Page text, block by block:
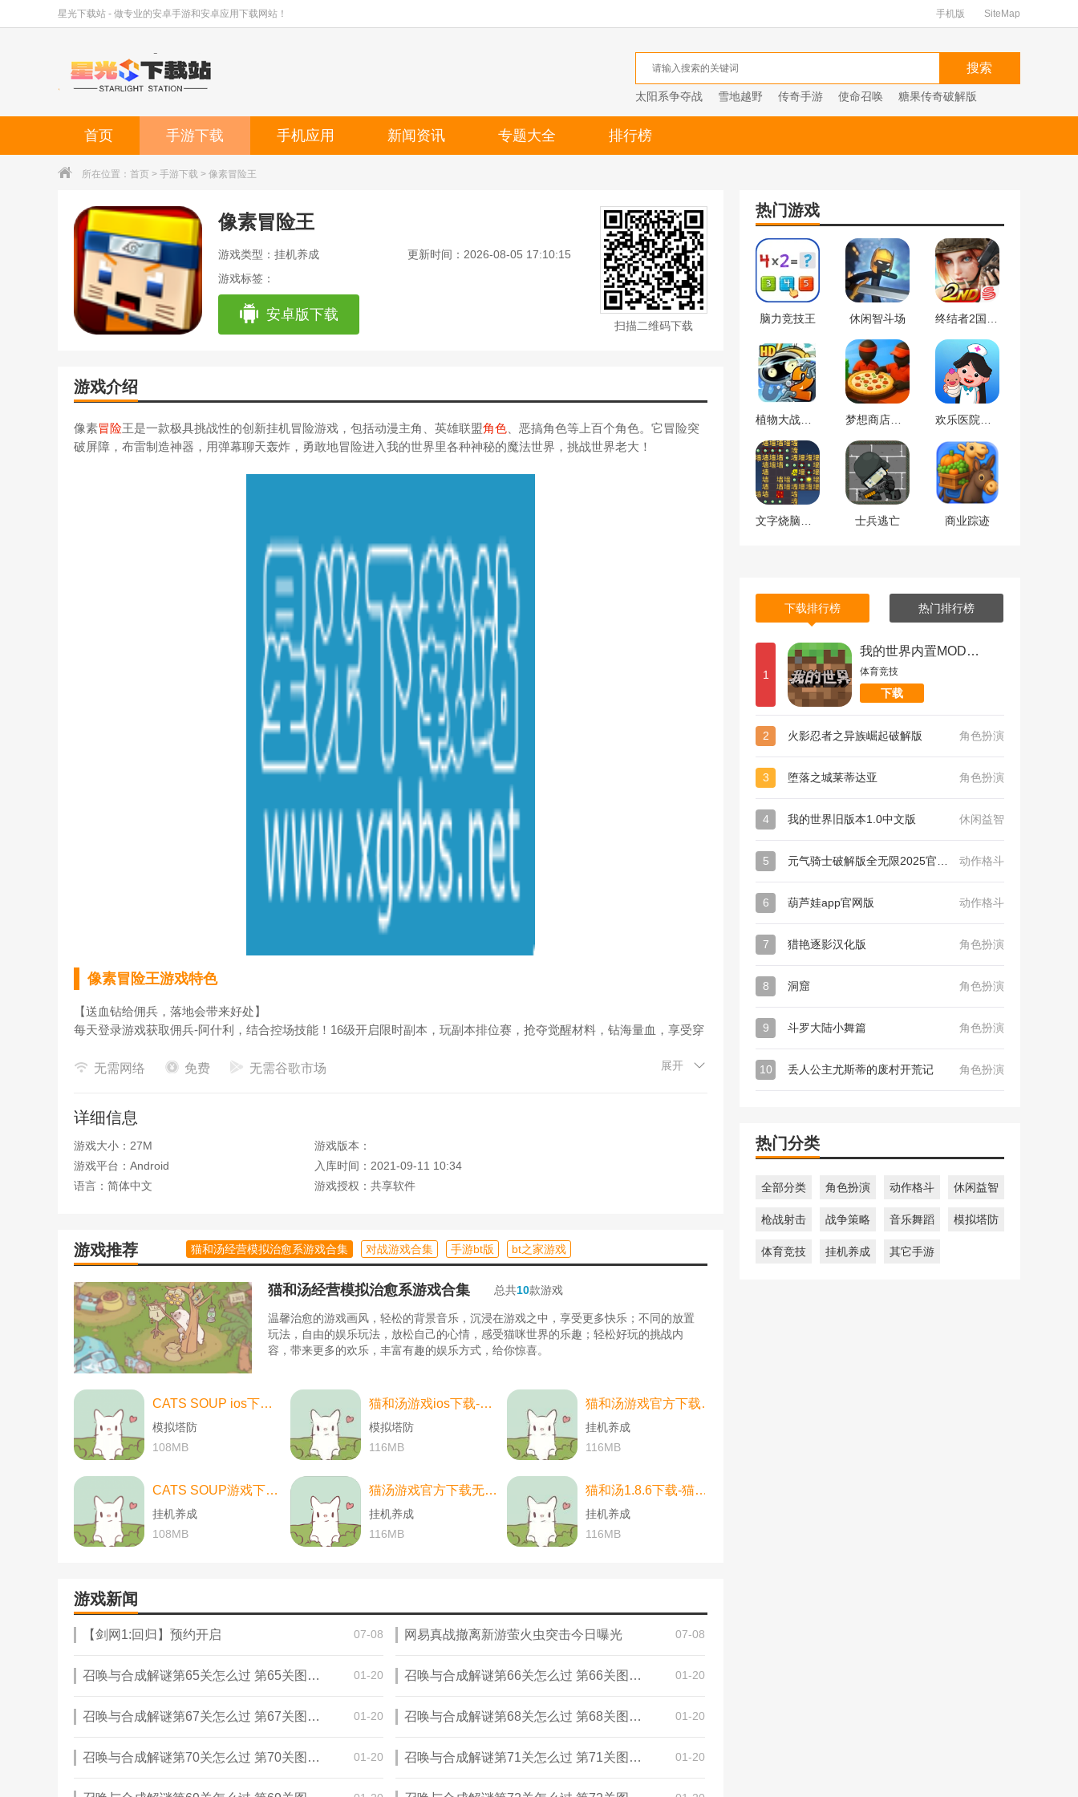
星光下载站 - 做专业的安卓手游和安卓应用下载网站！ 手机版 SiteMap
太阳系争夺战 雪地越野 传奇手游 使命召唤 糖果传奇破解版
首页 手游下载 手机应用 新闻资讯 专题大全 排行榜
所在位置： 首页 > 手游下载 > 像素冒险王
像素冒险王
游戏类型：挂机养成
更新时间：2026-08-05 17:10:15
游戏标签：
安卓版下载
扫描二维码下载
游戏介绍
像素冒险王是一款极具挑战性的创新挂机冒险游戏，包括动漫主角、英雄联盟角色 、恶搞角色等上百个角色。它冒险突
破屏障，布雷制造神器，用弹幕聊天轰炸，勇敢地冒险进入我的世界里各种神秘的魔法世界，挑战世界老大！
像素冒险王游戏特色
【送血钻给佣兵，落地会带来好处】
每天登录游戏获取佣兵-阿什利，结合控场技能！16级开启限时副本，玩副本排位赛，抢夺觉醒材料，钻海量血，享受穿
[我的世界的魔法世界，古怪的乐趣，战斗世界的老板]
【霍颖LOL自组织技能混合】
羁绊技能、控场技能、护理技能...无限组合技能，可以充分发挥。《霍颖》第七版的羁绊，霍颖父子四代的结合，传奇
联盟的经典技能...20VS20，技能进化组玩转战争！
【城市竞赛符号表达弹幕】
抢 竞技 场之王，同城竞技，抢排名，争取每日血钻工资！好玩的弹幕聊天，吐槽，宣战，自由的象征性表情考验你的想
无需网络 免费 无需谷歌市场 展开
详细信息
游戏大小：27M
游戏版本：
游戏平台：Android
入库时间：2021-09-11 10:34
语言：简体中文
游戏授权：共享软件
游戏推荐 猫和汤经营模拟治愈系游戏合集 对战游戏合集 手游bt版 bt之家游戏
猫和汤经营模拟治愈系游戏合集 总共10款游戏
温馨治愈的游戏画风，轻松的背景音乐，沉浸在游戏之中，享受更多快乐；不同的放置
玩法，自由的娱乐玩法，放松自己的心情，感受猫咪世界的乐趣；轻松好玩的挑战内
容，带来更多的欢乐，丰富有趣的娱乐方式，给你惊喜。
CATS SOUP ios下载-CATS SOUP ios苹果版 v2.2.0
模拟塔防
108MB
猫和汤游戏ios下载-猫和汤游戏ios中文最新版 v2.2.0
模拟塔防
116MB
猫和汤游戏官方下载-猫和汤游戏官方最新版（cats and soup） v2.2.0
挂机养成
116MB
CATS SOUP游戏下载-CATS SOUP游戏中文版 v2.2.0
挂机养成
108MB
猫汤游戏官方下载无广告下载-猫汤游戏官方下载无广告最新版本 v2.2.0
挂机养成
116MB
猫和汤1.8.6下载-猫和汤1.8.6最新版本官方版(Cats&Soup) v2.2.0
挂机养成
116MB
游戏新闻
【剑网1:回归】预约开启 07-08 网易真战撤离新游萤火虫突击今日曝光 07-08
召唤与合成解谜第65关怎么过 第65关图文通关攻略 01-20 召唤与合成解谜第66关怎么过 第66关图文通关攻略 01-20
召唤与合成解谜第67关怎么过 第67关图文通关攻略 01-20 召唤与合成解谜第68关怎么过 第68关图文通关攻略 01-20
召唤与合成解谜第70关怎么过 第70关图文通关攻略 01-20 召唤与合成解谜第71关怎么过 第71关图文通关攻略 01-20
热门游戏
脑力竞技王 休闲智斗场
士兵逃亡 商业踪迹
下载排行榜 热门排行榜
1
我的世界内置MOD菜单版
体育竞技
下载
2 火影忍者之异族崛起破解版 角色扮演
3 堕落之城莱蒂达亚 角色扮演
4 我的世界旧版本1.0中文版 休闲益智
5 动作格斗
6 葫芦娃app官网版 动作格斗
7 猎艳逐影汉化版 角色扮演
8 洞窟 角色扮演
9 斗罗大陆小舞篇 角色扮演
10 丢人公主尤斯蒂的废村开荒记 角色扮演
热门分类
全部分类 角色扮演 动作格斗 休闲益智
枪战射击 战争策略 音乐舞蹈 模拟塔防
体育竞技 挂机养成 其它手游